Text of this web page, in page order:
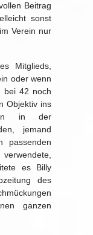
Beitrag
sonst
Verein nur
Mitglieds,
oder wenn
bei 42 noch
Objektiv ins
in der
jemand
passenden
es Billy
des
ganzen